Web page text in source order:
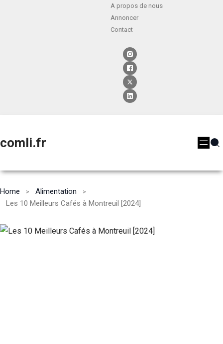
A propos de nous
Annoncer
Contact
comli.fr
Home
Alimentation
Les 10 Meilleurs Cafés à Montreuil [2024]